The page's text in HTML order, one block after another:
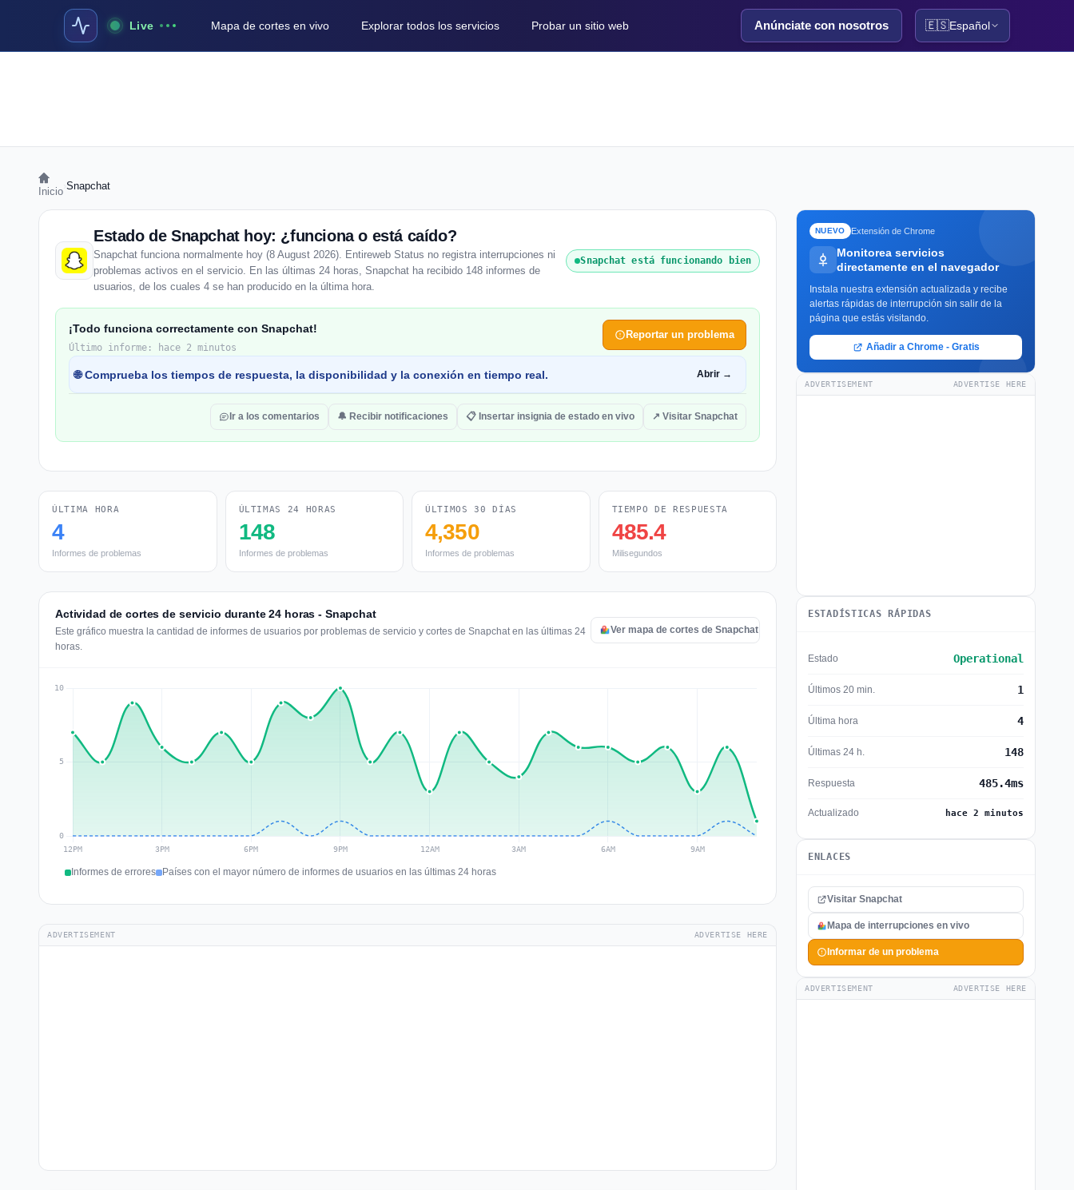
Live Mapa de cortes en vivo Explorar todos los servicios Probar un sitio web Anúnciate con nosotros 🇪🇸Español
Inicio Snapchat
Estado de Snapchat hoy: ¿funciona o está caído?
Snapchat funciona normalmente hoy (8 August 2026). Entireweb Status no registra interrupciones ni
problemas activos en el servicio. En las últimas 24 horas, Snapchat ha recibido 148 informes de
usuarios, de los cuales 4 se han producido en la última hora.
Snapchat está funcionando bien
¡Todo funciona correctamente con Snapchat!
Último informe: hace 2 minutos
Reportar un problema
🌐 Comprueba los tiempos de respuesta, la disponibilidad y la conexión en tiempo real. Abrir →
Ir a los comentarios 🔔 Recibir notificaciones 📋 Insertar insignia de estado en vivo ↗ Visitar Snapchat
ÚLTIMA HORA
4
Informes de problemas
ÚLTIMAS 24 HORAS
148
Informes de problemas
ÚLTIMOS 30 DÍAS
4,350
Informes de problemas
TIEMPO DE RESPUESTA
485.4
Milisegundos
Actividad de cortes de servicio durante 24 horas - Snapchat
Este gráfico muestra la cantidad de informes de usuarios por problemas de servicio y cortes de Snapchat en las últimas 24
horas.
Ver mapa de cortes de Snapchat
Informes de errores Países con el mayor número de informes de usuarios en las últimas 24 horas
ADVERTISEMENT ADVERTISE HERE
NUEVO Extensión de Chrome
Monitorea servicios
directamente en el navegador
Instala nuestra extensión actualizada y recibe
alertas rápidas de interrupción sin salir de la
página que estás visitando.
Añadir a Chrome - Gratis
ADVERTISEMENT ADVERTISE HERE
ESTADÍSTICAS RÁPIDAS
Estado Operational
Últimos 20 min. 1
Última hora 4
Últimas 24 h. 148
Respuesta 485.4ms
Actualizado hace 2 minutos
ENLACES
Visitar Snapchat
Mapa de interrupciones en vivo
Informar de un problema
ADVERTISEMENT ADVERTISE HERE